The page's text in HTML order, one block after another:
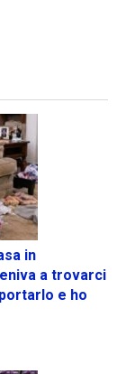
in
a trovarci
e ho